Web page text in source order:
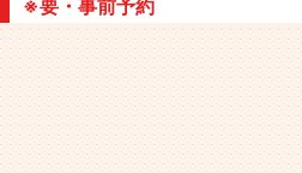
※要・事前予約